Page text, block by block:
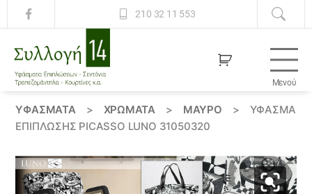
210 32 11 553
14
Μενού
ΥΦΆΣΜΑΤΑ > ΧΡΏΜΑΤΑ > ΜΑΥΡΟ >
ΎΦΑΣΜΑ
ΕΠΙΠΛΩΣΗΣ PICASSO LUNO 31050320